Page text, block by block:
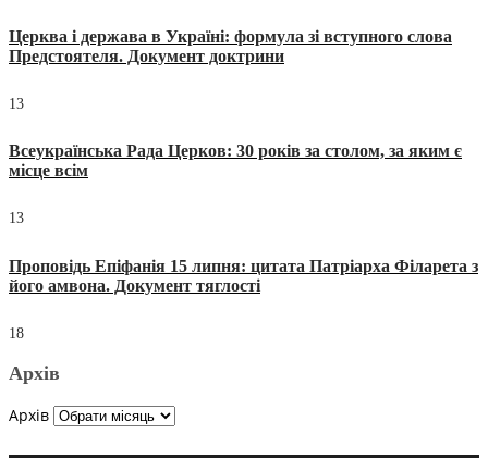
Церква і держава в Україні: формула зі вступного слова
Предстоятеля. Документ доктрини
13
Всеукраїнська Рада Церков: 30 років за столом, за яким є
місце всім
13
Проповідь Епіфанія 15 липня: цитата Патріарха Філарета з
його амвона. Документ тяглості
18
Архів
Архів